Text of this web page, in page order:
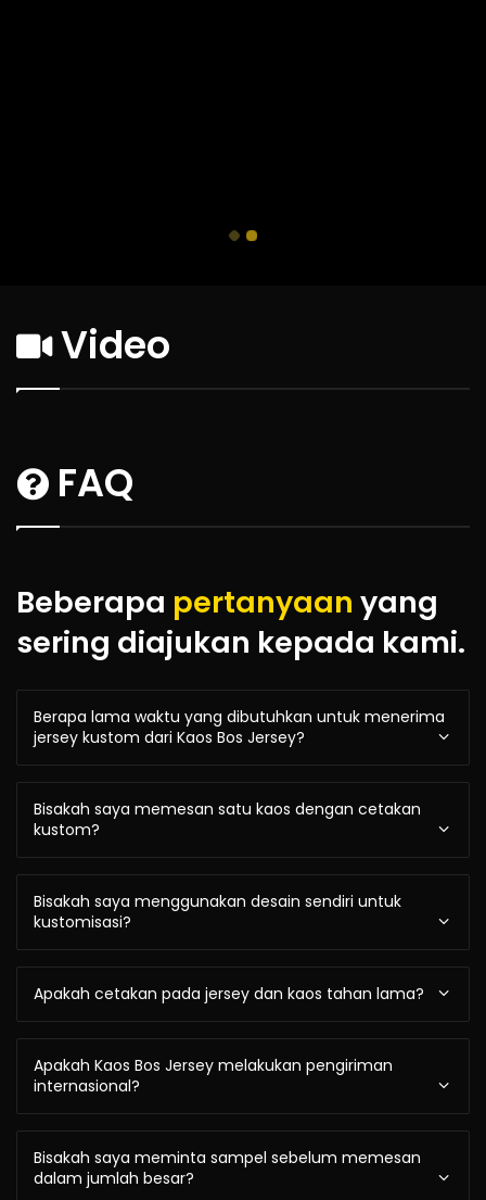
Video
FAQ
Beberapa pertanyaan yang
sering diajukan kepada kami.
Berapa lama waktu yang dibutuhkan untuk menerima
jersey kustom dari Kaos Bos Jersey?
Bisakah saya memesan satu kaos dengan cetakan
kustom?
Bisakah saya menggunakan desain sendiri untuk
kustomisasi?
Apakah cetakan pada jersey dan kaos tahan lama?
Apakah Kaos Bos Jersey melakukan pengiriman
internasional?
Bisakah saya meminta sampel sebelum memesan
dalam jumlah besar?